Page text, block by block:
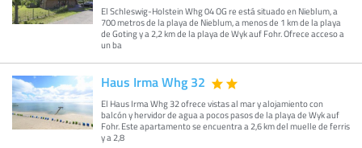
El Schleswig-Holstein Whg 04 OG re está situado en Nieblum, a
700 metros de la playa de Nieblum, a menos de 1 km de la playa
de Goting y a 2,2 km de la playa de Wyk auf Fohr. Ofrece acceso a
un ba
Haus Irma Whg 32
El Haus Irma Whg 32 ofrece vistas al mar y alojamiento con
balcón y hervidor de agua a pocos pasos de la playa de Wyk auf
Fohr. Este apartamento se encuentra a 2,6 km del muelle de ferris
y a 2,8